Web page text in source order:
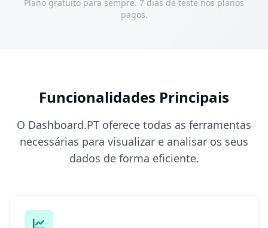
Plano gratuito para sempre. 7 dias de teste nos planos
pagos.
Funcionalidades Principais
O Dashboard.PT oferece todas as ferramentas
necessárias para visualizar e analisar os seus
dados de forma eficiente.